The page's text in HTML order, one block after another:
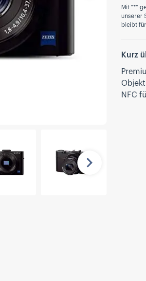
Nächste
Mit "*"
unserer
bleibt
Kurz
NFC